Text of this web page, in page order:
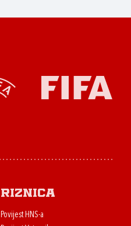
Riznica
Povijest HNS-a